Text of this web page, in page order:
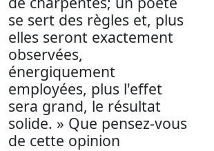
se sert des règles et, plus
elles seront exactement
observées,
énergiquement
employées, plus l'effet
sera grand, le résultat
solide. » Que pensez-vous
de cette opinion